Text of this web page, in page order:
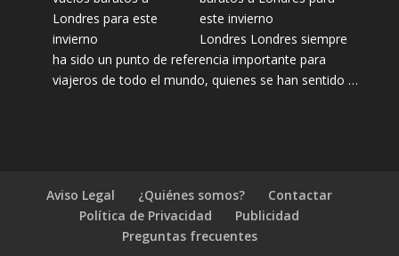
este invierno
Londres Londres siempre
ha sido un punto de referencia importante para
viajeros de todo el mundo, quienes se han sentido …
Aviso Legal ¿Quiénes somos?
Contactar
Política de Privacidad
Publicidad
Preguntas frecuentes